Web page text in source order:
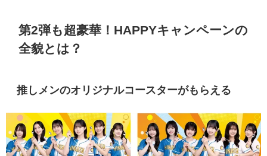
第2弾も超豪華！HAPPYキャンペーンの
全貌とは？
推しメンのオリジナルコースターがもらえる